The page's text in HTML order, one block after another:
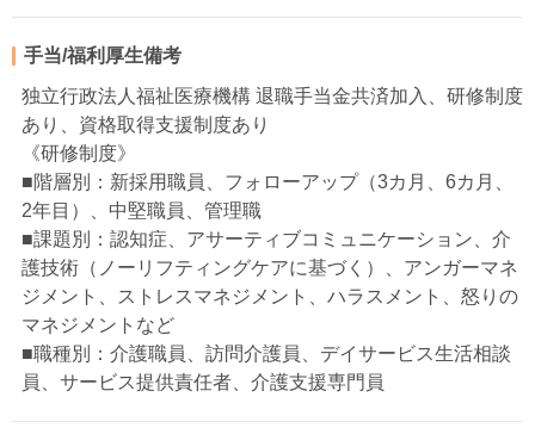
手当/福利厚生備考
独立行政法人福祉医療機構 退職手当金共済加入、研修制度
あり、資格取得支援制度あり
《研修制度》
■階層別：新採用職員、フォローアップ（3カ月、6カ月、
2年目）、中堅職員、管理職
■課題別：認知症、アサーティブコミュニケーション、介
護技術（ノーリフティングケアに基づく）、アンガーマネ
ジメント、ストレスマネジメント、ハラスメント、怒りの
マネジメントなど
■職種別：介護職員、訪問介護員、デイサービス生活相談
員、サービス提供責任者、介護支援専門員